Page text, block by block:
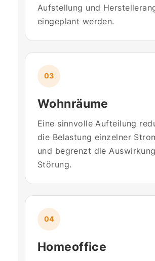
Aufstellung und
eingeplant werden.
03
Wohnräume
Eine sinnvolle Aufteilung
die Belastung einzelner
und begrenzt die
Störung.
04
Homeoffice